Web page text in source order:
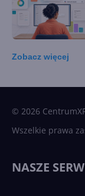
Zobacz więcej
© 2026
Wszelkie prawa
NASZE